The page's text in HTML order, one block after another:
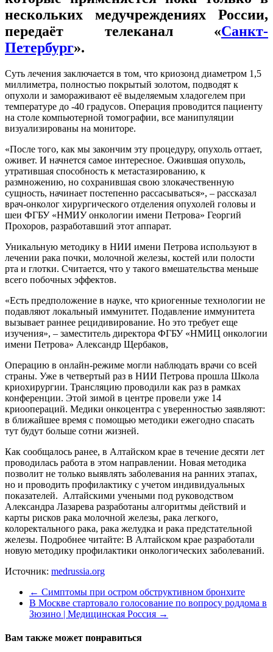
нескольких медучреждениях России,
передаёт телеканал «Санкт-
Петербург».
Суть лечения заключается в том, что криозонд диаметром 1,5
миллиметра, полностью покрытый золотом, подводят к
опухоли и замораживают её выделяемым хладогелем при
температуре до -40 градусов. Операция проводится пациенту
на столе компьютерной томографии, все манипуляции
визуализированы на мониторе.
«После того, как мы закончим эту процедуру, опухоль оттает,
оживет. И начнется самое интересное. Ожившая опухоль,
утратившая способность к метастазированию, к
размножению, но сохранившая свою злокачественную
сущность, начинает постепенно рассасываться», – рассказал
врач-онколог хирургического отделения опухолей головы и
шеи ФГБУ «НМИУ онкологии имени Петрова» Георгий
Прохоров, разработавший этот аппарат.
Уникальную методику в НИИ имени Петрова используют в
лечении рака почки, молочной железы, костей или полости
рта и глотки. Считается, что у такого вмешательства меньше
всего побочных эффектов.
«Есть предположение в науке, что криогенные технологии не
подавляют локальный иммунитет. Подавление иммунитета
вызывает раннее рецидивирование. Но это требует еще
изучения», – заместитель директора ФГБУ «НМИЦ онкологии
имени Петрова» Александр Щербаков,
Операцию в онлайн-режиме могли наблюдать врачи со всей
страны. Уже в четвертый раз в НИИ Петрова прошла Школа
криохирургии. Трансляцию проводили как раз в рамках
конференции. Этой зимой в центре провели уже 14
криоопераций. Медики онкоцентра с уверенностью заявляют:
в ближайшее время с помощью методики ежегодно спасать
тут будут больше сотни жизней.
Как сообщалось ранее, в Алтайском крае в течение десяти лет
проводилась работа в этом направлении. Новая методика
позволит не только выявлять заболевания на ранних этапах,
но и проводить профилактику с учетом индивидуальных
показателей. Алтайскими учеными под руководством
Александра Лазарева разработаны алгоритмы действий и
карты рисков рака молочной железы, рака легкого,
колоректального рака, рака желудка и рака предстательной
железы. Подробнее читайте: В Алтайском крае разработали
новую методику профилактики онкологических заболеваний.
Источник: medrussia.org
← Симптомы при остром обструктивном бронхите
В Москве стартовало голосование по вопросу роддома в
Зюзино | Медицинская Россия →
Вам также может понравиться